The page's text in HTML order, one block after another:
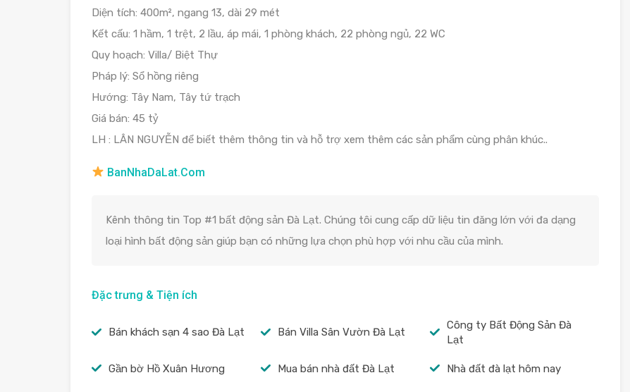
Diện tích: 400m², ngang 13, dài 29 mét
Kết cấu: 1 hầm, 1 trệt, 2 lầu, áp mái, 1 phòng khách, 22 phòng ngủ, 22 WC
Quy hoạch: Villa/ Biệt Thự
Pháp lý: Sổ hồng riêng
Hướng: Tây Nam, Tây tứ trạch
Giá bán: 45 tỷ
LH : LÂN NGUYỄN để biết thêm thông tin và hỗ trợ xem thêm các sản phẩm cùng phân khúc..
BanNhaDaLat.Com
Kênh thông tin Top #1 bất động sản Đà Lạt. Chúng tôi cung cấp dữ liệu tin đăng lớn với đa dạng
loại hình bất động sản giúp bạn có những lựa chọn phù hợp với nhu cầu của mình.
Đặc trưng & Tiện ích
Bán khách sạn 4 sao Đà Lạt Bán Villa Sân Vườn Đà Lạt
Công ty Bất Động Sản Đà
Lạt
Gần bờ Hồ Xuân Hương Mua bán nhà đất Đà Lạt Nhà đất đà lạt hôm nay